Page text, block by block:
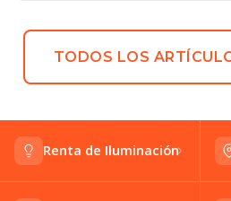
TODOS LOS
Renta de Iluminación